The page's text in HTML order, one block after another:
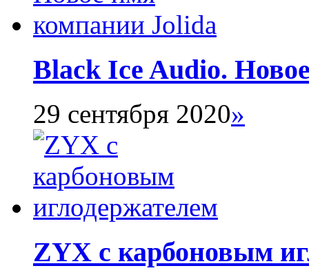
Black Ice Audio.
29 сентября 2020»
ZYX с карбоновым